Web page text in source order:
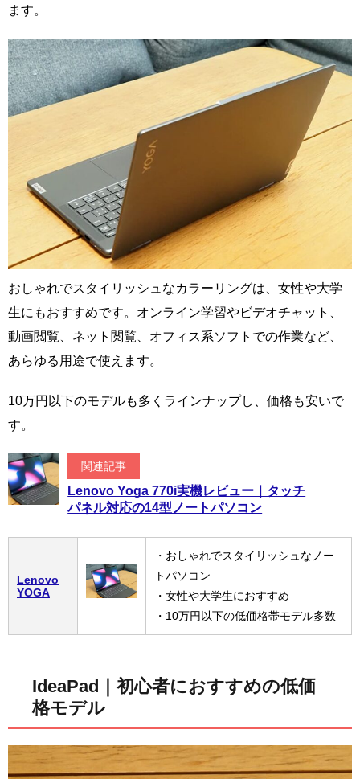
ます。
おしゃれでスタイリッシュなカラーリングは、女性や大学
生にもおすすめです。オンライン学習やビデオチャット、
動画閲覧、ネット閲覧、オフィス系ソフトでの作業など、
あらゆる用途で使えます。
10万円以下のモデルも多くラインナップし、価格も安いで
す。
関連記事
Lenovo Yoga 770i実機レビュー｜タッチ
パネル対応の14型ノートパソコン
Lenovo
YOGA
・おしゃれでスタイリッシュなノー
トパソコン
・女性や大学生におすすめ
・10万円以下の低価格帯モデル多数
IdeaPad｜初心者におすすめの低価
格モデル